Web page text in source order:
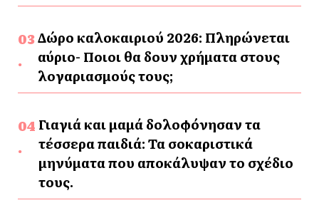
Δώρο καλοκαιριού 2026: Πληρώνεται
αύριο- Ποιοι θα δουν χρήματα στους
λογαριασμούς τους;
Γιαγιά και μαμά δολοφόνησαν τα
τέσσερα παιδιά: Τα σοκαριστικά
μηνύματα που αποκάλυψαν το σχέδιο
τους.